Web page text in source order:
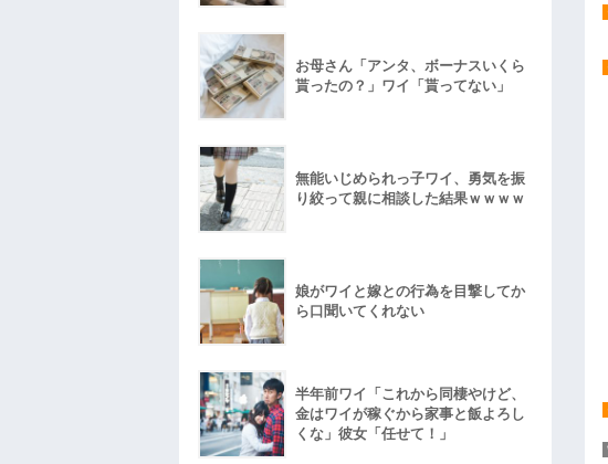
お母さん「アンタ、ボーナスいくら
貰ったの？」ワイ「貰ってない」
無能いじめられっ子ワイ、勇気を振
り絞って親に相談した結果ｗｗｗｗ
娘がワイと嫁との行為を目撃してか
ら口聞いてくれない
半年前ワイ「これから同棲やけど、
金はワイが稼ぐから家事と飯よろし
くな」彼女「任せて！」